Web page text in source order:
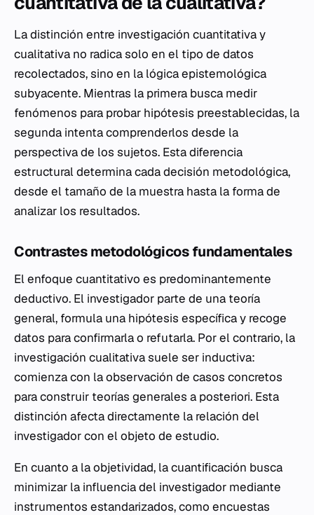
La distinción entre investigación cuantitativa y
cualitativa no radica solo en el tipo de datos
recolectados, sino en la lógica epistemológica
subyacente. Mientras la primera busca medir
fenómenos para probar hipótesis preestablecidas, la
segunda intenta comprenderlos desde la
perspectiva de los sujetos. Esta diferencia
estructural determina cada decisión metodológica,
desde el tamaño de la muestra hasta la forma de
analizar los resultados.
Contrastes metodológicos fundamentales
El enfoque cuantitativo es predominantemente
deductivo. El investigador parte de una teoría
general, formula una hipótesis específica y recoge
datos para confirmarla o refutarla. Por el contrario, la
investigación cualitativa suele ser inductiva:
comienza con la observación de casos concretos
para construir teorías generales a posteriori. Esta
distinción afecta directamente la relación del
investigador con el objeto de estudio.
En cuanto a la objetividad, la cuantificación busca
minimizar la influencia del investigador mediante
instrumentos estandarizados, como encuestas